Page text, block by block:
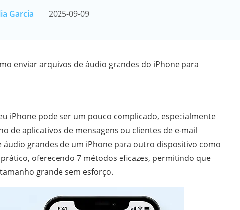
Garcia 2025-09-09
enviar arquivos de áudio grandes do iPhone para
iPhone pode ser um pouco complicado, especialmente
de aplicativos de mensagens ou clientes de e-mail
áudio grandes de um iPhone para outro dispositivo como
oferecendo 7 métodos eficazes, permitindo que
grande sem esforço.